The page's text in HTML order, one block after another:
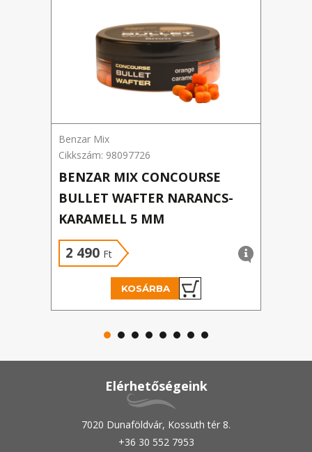
Benzar Mix
Cikkszám: 98097726
BENZAR MIX CONCOURSE
BULLET WAFTER NARANCS-
KARAMELL 5 MM
2 490 Ft
KOSÁRBA
Elérhetőségeink
7020 Dunaföldvár, Kossuth tér 8.
+36 30 552 7953